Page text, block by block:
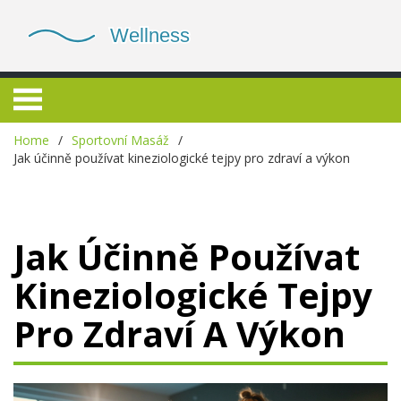
Home
Sportovní Masáž
Jak účinně používat kineziologické tejpy pro zdraví a výkon
Jak Účinně Používat
Kineziologické Tejpy
Pro Zdraví A Výkon